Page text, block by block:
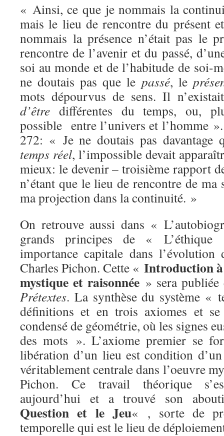
« Ainsi, ce que je nommais la
mais le lieu de rencontre du présent
nommais la présence n’était pas le
rencontre de l’avenir et du passé,
soi au monde et de l’habitude de soi-
ne doutais pas que le passé, le
mots dépourvus de sens. Il
d’être différentes du temps, ou,
possible entre l’univers et l’homme
272: « Je ne doutais pas davantage
temps réel, l’impossible devait
mieux: le devenir – troisième rapport
n’étant que le lieu de rencontre de ma
ma projection dans la continuité. »
On retrouve aussi dans «
grands principes de «
importance capitale dans l’évolution
Charles Pichon. Cette « Introduction à
mystique et raisonnée » sera
Prétextes. La synthèse du système «
définitions et en trois axiomes et
condensé de géométrie, où les signes
des mots ». L’axiome premier se
libération d’un lieu est condition
véritablement centrale dans l’oeuvre
Pichon. Ce travail théorique
aujourd’hui et a trouvé son
Question et le Jeu« , sorte de
temporelle qui est le lieu de